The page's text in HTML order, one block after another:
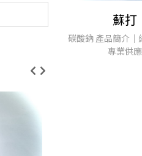
蘇打
碳酸鈉 產品簡介｜
專業供應